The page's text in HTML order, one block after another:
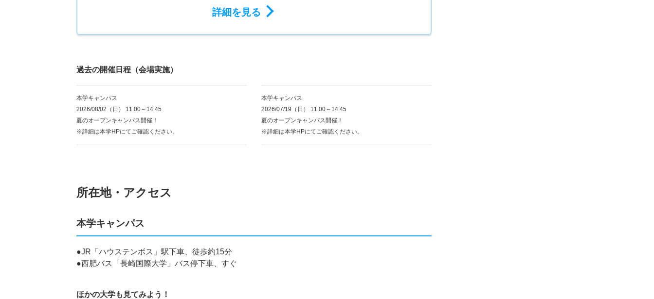
詳細を見る
過去の開催日程（会場実施）
本学キャンパス
2026/08/02（日） 11:00～14:45
夏のオープンキャンパス開催！
※詳細は本学HPにてご確認ください。
本学キャンパス
2026/07/19（日） 11:00～14:45
夏のオープンキャンパス開催！
※詳細は本学HPにてご確認ください。
所在地・アクセス
本学キャンパス
●JR「ハウステンボス」駅下車、徒歩約15分
●西肥バス「長崎国際大学」バス停下車、すぐ
ほかの大学も見てみよう！